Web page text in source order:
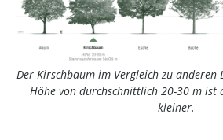
Der Kirschbaum im Vergleich zu
Höhe von durchschnittlich 20-30 m ist
kleiner.